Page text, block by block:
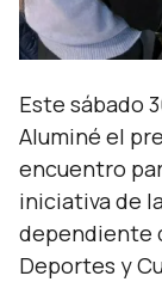
Este sábado
Aluminé el
encuentro
iniciativa de
dependiente
Deportes y